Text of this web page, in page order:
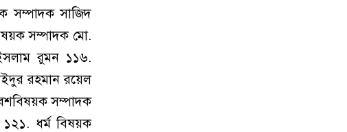
সম্পাদক সাজিদ
সম্পাদক মো.
রুমন ১১৬.
রহমান রয়েল
সম্পাদক
ধর্ম বিষয়ক